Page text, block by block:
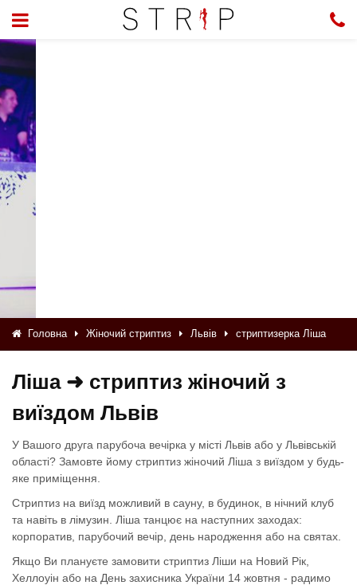
Головна Жіночий стриптиз Львів стриптизерка Ліша
Ліша ➜ стриптиз жіночий з
виїздом Львів
У Вашого друга парубоча вечірка у місті Львів або у Львівській
області? Замовте йому стриптиз жіночий Ліша з виїздом у будь-
яке приміщення.
Стриптиз на виїзд можливий в сауну, в будинок, в нічний клуб
та навіть в лімузин. Ліша танцює на наступних заходах:
корпоратив, парубочий вечір, день народження або на святах.
Якщо Ви плануєте замовити стриптиз Ліши на Новий Рік,
Хеллоуін або на День захисника України 14 жовтня - радимо